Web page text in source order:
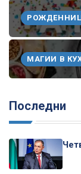
МАГИИ В
Последни